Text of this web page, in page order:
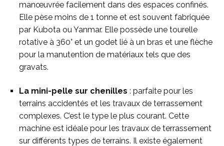
manœuvrée facilement dans des espaces confinés.
Elle pèse moins de 1 tonne et est souvent fabriquée
par Kubota ou Yanmar. Elle possède une tourelle
rotative à 360° et un godet lié à un bras et une flèche
pour la manutention de matériaux tels que des
gravats.
La mini-pelle sur chenilles : parfaite pour les
terrains accidentés et les travaux de terrassement
complexes. C’est le type le plus courant. Cette
machine est idéale pour les travaux de terrassement
sur différents types de terrains. Il existe également